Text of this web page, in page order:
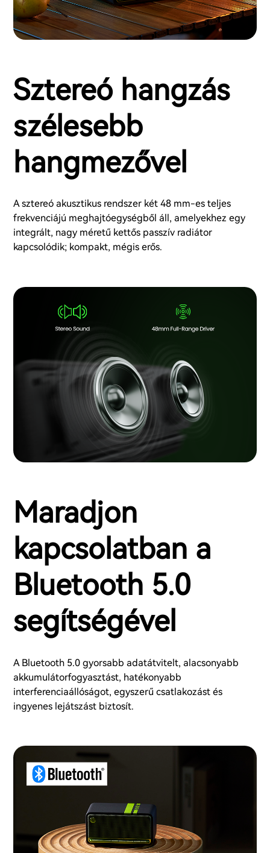
Sztereó hangzás
szélesebb
hangmezővel
A sztereó akusztikus rendszer két 48 mm-es teljes
frekvenciájú meghajtóegységből áll, amelyekhez egy
integrált, nagy méretű kettős passzív radiátor
kapcsolódik; kompakt, mégis erős.
Maradjon
kapcsolatban a
Bluetooth 5.0
segítségével
A Bluetooth 5.0 gyorsabb adatátvitelt, alacsonyabb
akkumulátorfogyasztást, hatékonyabb
interferenciaállóságot, egyszerű csatlakozást és
ingyenes lejátszást biztosít.